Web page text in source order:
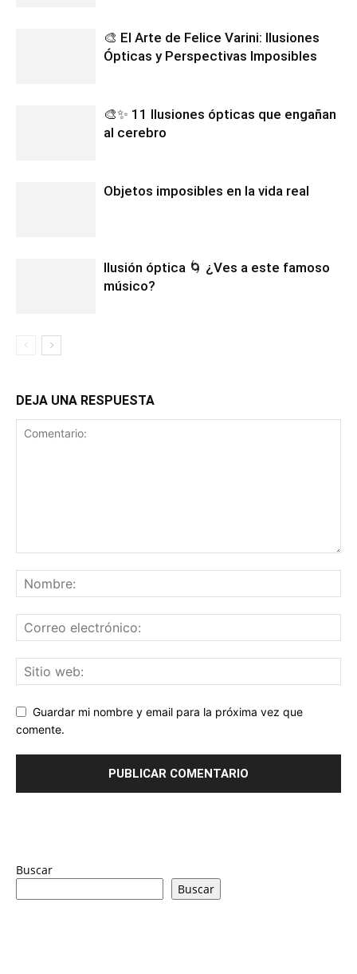
🎨 El Arte de Felice Varini: Ilusiones
Ópticas y Perspectivas Imposibles
🎨✨ 11 Ilusiones ópticas que engañan
al cerebro
Objetos imposibles en la vida real
Ilusión óptica 🌀 ¿Ves a este famoso
músico?
DEJA UNA RESPUESTA
Guardar mi nombre y email para la próxima vez que
comente.
Buscar
Buscar